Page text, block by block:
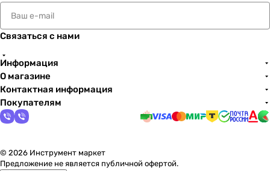
Связаться с нами
Информация
О магазине
Контактная информация
Покупателям
© 2026 Инструмент маркет
Предложение не является публичной офертой.